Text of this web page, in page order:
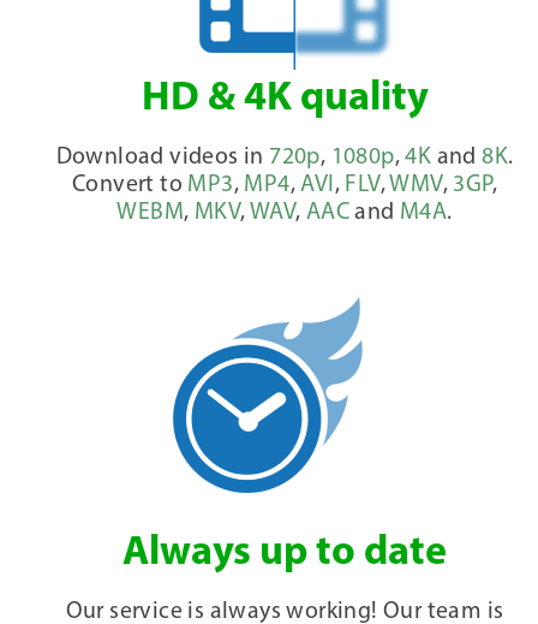
HD & 4K quality
Download videos in 720p, 1080p,4K and8K.
Convert to MP3, MP4,AVI, FLV, WMV, 3GP,
WEBM, MKV, WAV, AAC and M4A.
Always up to date
Our service is always working! Our team is